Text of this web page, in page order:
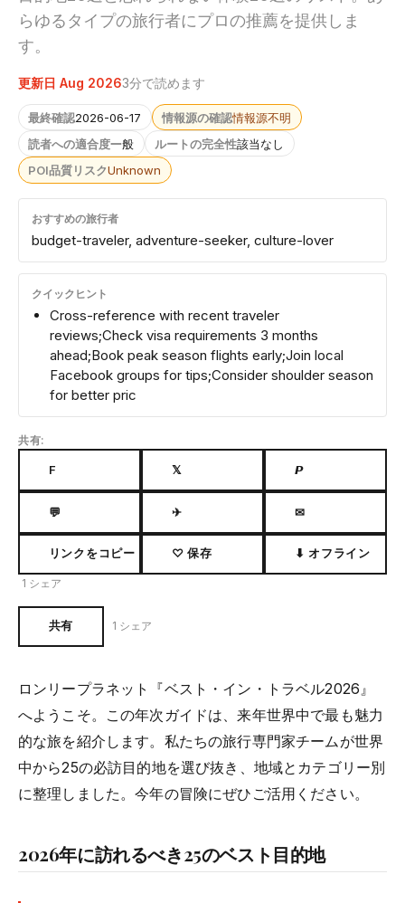
らゆるタイプの旅行者にプロの推薦を提供しま
す。
更新日 Aug 20263分で読めます
最終確認2026-06-17 情報源の確認情報源不明
読者への適合度一般 ルートの完全性該当なし
POI品質リスクUnknown
おすすめの旅行者
budget-traveler, adventure-seeker, culture-lover
クイックヒント
Cross-reference with recent traveler
reviews;Check visa requirements 3 months
ahead;Book peak season flights early;Join local
Facebook groups for tips;Consider shoulder season
for better pric
共有:
F 𝕏 𝙋
💬 ✈ ✉
リンクをコピー ♡ 保存 ⬇ オフライン
1 シェア
共有 1 シェア
ロンリープラネット『ベスト・イン・トラベル2026』
へようこそ。この年次ガイドは、来年世界中で最も魅力
的な旅を紹介します。私たちの旅行専門家チームが世界
中から25の必訪目的地を選び抜き、地域とカテゴリー別
に整理しました。今年の冒険にぜひご活用ください。
2026年に訪れるべき25のベスト目的地